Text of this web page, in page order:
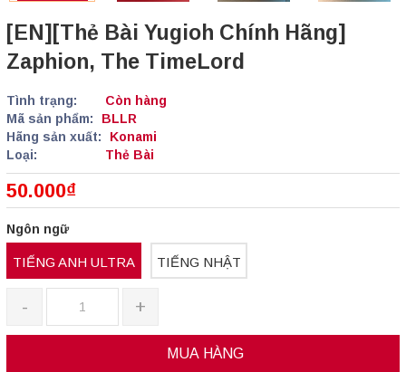
[EN][Thẻ Bài Yugioh Chính Hãng]
Zaphion, The TimeLord
Tình trạng:
Còn hàng
Mã sản phẩm:
BLLR
Hãng sản xuất:
Konami
Loại:
Thẻ Bài
50.000₫
Ngôn ngữ
TIẾNG ANH ULTRA TIẾNG NHẬT
- +
MUA HÀNG